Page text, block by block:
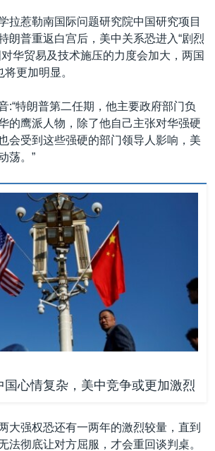
拉惹勒南国际问题研究院中国研究项目
朗普重返白宫后，美中关系恐进入“剧烈
华贸易及技术施压的力度会加大，两国
将更加明显。
:“特朗普第二任期，他主要政府部门负
的鹰派人物，除了他自己主张对华强硬
会受到这些强硬的部门领导人影响，美
荡。”
国心情复杂，美中竞争或更加激烈
大强权恐还有一两年的激烈较量，直到
法彻底让对方屈服，才会重回谈判桌。